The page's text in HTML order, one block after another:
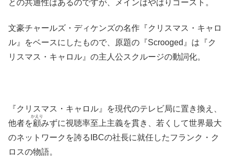
との共通性はあるのですが、メインはやはりゴースト。
文豪チャールズ・ディケンズの名作『クリスマス・キャロ
ル』をベースにしたもので、原題の『Scrooged』は『ク
リスマス・キャロル』の主人公スクルージの動詞化。
『クリスマス・キャロル』を現代のテレビ局に置き換え、
他者を顧
かえり
みずに視聴率至上主義を貫き、若くして世界最大
のネットワークを誇るIBCの社長に就任したフランク・ク
ロスの物語。